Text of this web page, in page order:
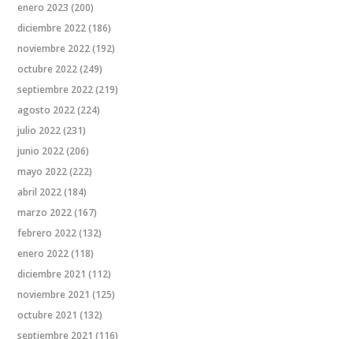
enero 2023 (200)
diciembre 2022(186)
noviembre 2022(192)
octubre 2022(249)
septiembre 2022(219)
agosto 2022(224)
julio 2022(231)
junio 2022(206)
mayo 2022(222)
abril 2022(184)
marzo 2022(167)
febrero 2022(132)
enero 2022(118)
diciembre 2021 (112)
noviembre 2021 (125)
octubre 2021 (132)
septiembre 2021 (116)